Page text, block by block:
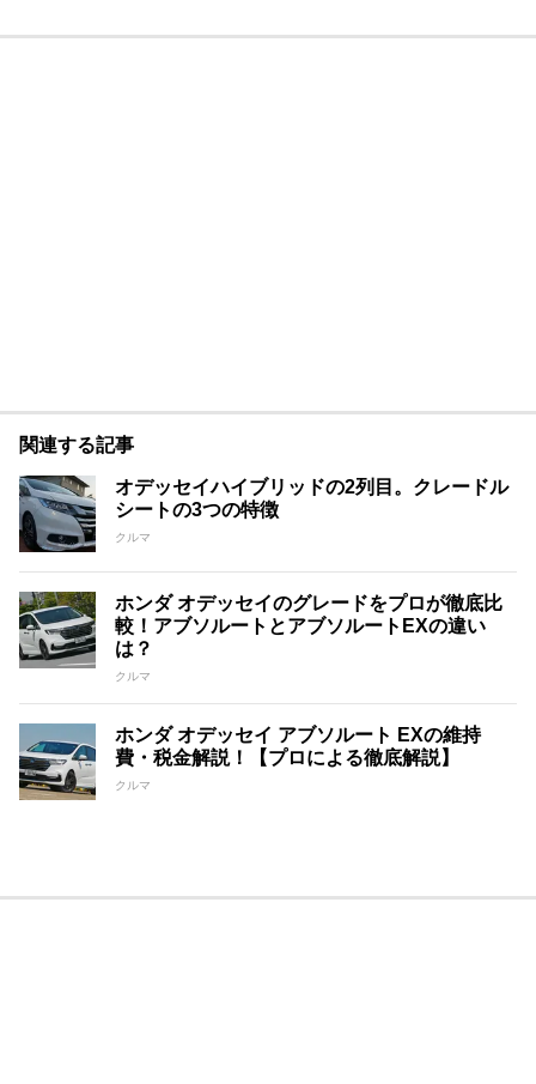
関連する記事
オデッセイハイブリッドの2列目。クレードル
シートの3つの特徴
クルマ
ホンダ オデッセイのグレードをプロが徹底比
較！アブソルートとアブソルートEXの違い
は？
クルマ
ホンダ オデッセイ アブソルート EXの維持
費・税金解説！【プロによる徹底解説】
クルマ